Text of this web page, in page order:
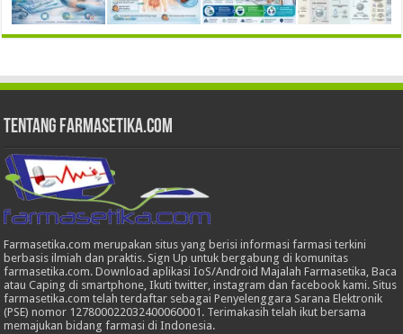
Tentang Farmasetika.com
Farmasetika.com merupakan situs yang berisi informasi farmasi terkini
berbasis ilmiah dan praktis. Sign Up untuk bergabung di komunitas
farmasetika.com. Download aplikasi IoS/Android Majalah Farmasetika, Baca
atau Caping di smartphone, Ikuti twitter, instagram dan facebook kami. Situs
farmasetika.com telah terdaftar sebagai Penyelenggara Sarana Elektronik
(PSE) nomor 127800022032400060001. Terimakasih telah ikut bersama
memajukan bidang farmasi di Indonesia.